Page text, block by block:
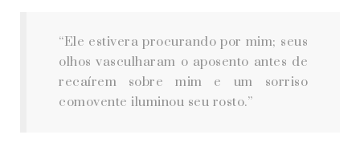
“Ele estivera procurando por mim; seus
olhos vasculharam o aposento antes de
recaírem sobre mim e um sorriso
comovente iluminou seu rosto.”